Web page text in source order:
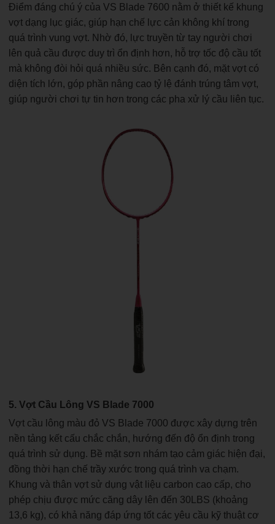
Điểm đáng chú ý của VS Blade 7600 nằm ở thiết kế khung
vợt dạng lục giác, giúp hạn chế lực cản không khí trong
quá trình vung vợt. Nhờ đó, lực truyền từ tay người chơi
lên quả cầu được duy trì ổn định hơn, hỗ trợ tốc độ cầu tốt
mà không đòi hỏi quá nhiều sức. Bên cạnh đó, mặt vợt có
diện tích lớn, góp phần nâng cao tỷ lệ đánh trúng tâm vợt,
giúp người chơi tự tin hơn trong các pha xử lý cầu liên tục.
5. Vợt Cầu Lông VS Blade 7000
Vợt cầu lông màu đỏ VS Blade 7000 được xây dựng trên
nền tảng kết cấu chắc chắn, hướng đến độ ổn định trong
quá trình sử dụng. Bề mặt sơn nhám tạo cảm giác hiện đại,
đồng thời hạn chế trầy xước trong quá trình va chạm.
Khung và thân vợt sử dụng vật liệu carbon cao cấp, cho
phép chịu được mức căng dây lên đến 30LBS (khoảng
13,6 kg), có khả năng đáp ứng tốt các yêu cầu kỹ thuật cơ